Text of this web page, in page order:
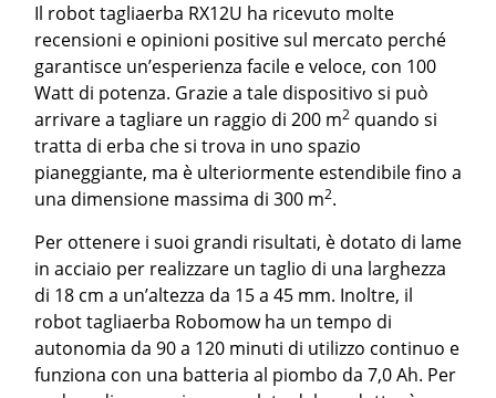
Il robot tagliaerba RX12U ha ricevuto molte
recensioni e opinioni positive sul mercato perché
garantisce un’esperienza facile e veloce, con 100
Watt di potenza. Grazie a tale dispositivo si può
arrivare a tagliare un raggio di 200 m2 quando si
tratta di erba che si trova in uno spazio
pianeggiante, ma è ulteriormente estendibile fino a
una dimensione massima di 300 m2.
Per ottenere i suoi grandi risultati, è dotato di lame
in acciaio per realizzare un taglio di una larghezza
di 18 cm a un’altezza da 15 a 45 mm. Inoltre, il
robot tagliaerba Robomow ha un tempo di
autonomia da 90 a 120 minuti di utilizzo continuo e
funziona con una batteria al piombo da 7,0 Ah. Per